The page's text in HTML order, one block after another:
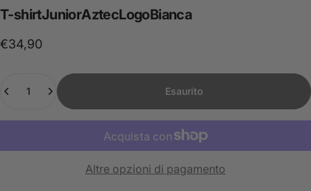
T-shirtJuniorAztecLogoBianca
€34,90
Esaurito
Altre opzioni di pagamento